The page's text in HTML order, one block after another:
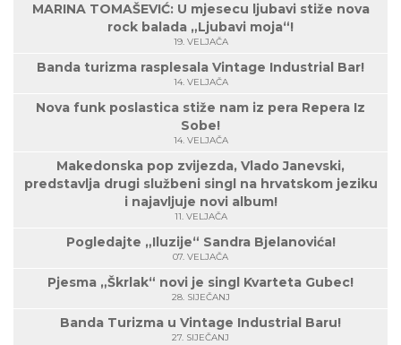
MARINA TOMAŠEVIĆ: U mjesecu ljubavi stiže nova
rock balada „Ljubavi moja“!
19. VELJAČA
Banda turizma rasplesala Vintage Industrial Bar!
14. VELJAČA
Nova funk poslastica stiže nam iz pera Repera Iz
Sobe!
14. VELJAČA
Makedonska pop zvijezda, Vlado Janevski,
predstavlja drugi službeni singl na hrvatskom jeziku
i najavljuje novi album!
11. VELJAČA
Pogledajte „Iluzije“ Sandra Bjelanovića!
07. VELJAČA
Pjesma „Škrlak“ novi je singl Kvarteta Gubec!
28. SIJEČANJ
Banda Turizma u Vintage Industrial Baru!
27. SIJEČANJ